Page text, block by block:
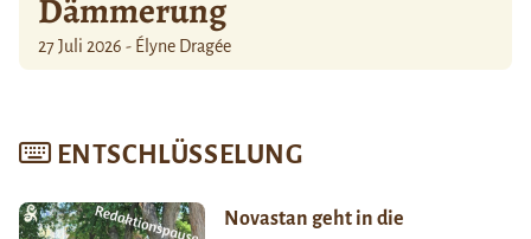
Dämmerung
27 Juli 2026 - Élyne Dragée
ENTSCHLÜSSELUNG
Novastan geht in die